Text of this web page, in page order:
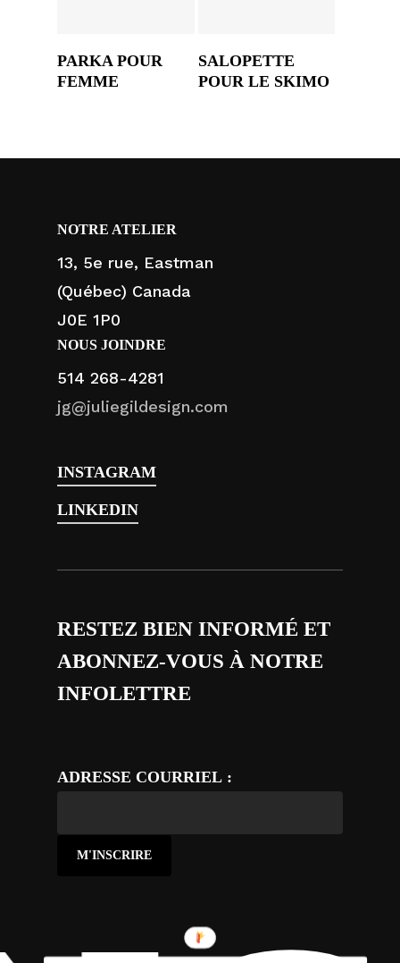
PARKA POUR
FEMME
SALOPETTE
POUR LE SKIMO
NOTRE ATELIER
13, 5e rue, Eastman
(Québec) Canada
J0E 1P0
NOUS JOINDRE
514 268-4281
jg@juliegildesign.com
INSTAGRAM
LINKEDIN
RESTEZ BIEN INFORMÉ ET
ABONNEZ-VOUS À NOTRE
INFOLETTRE
ADRESSE COURRIEL :